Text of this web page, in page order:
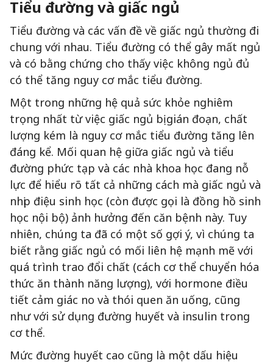
Tiểu đường và giấc ngủ
Tiểu đường và các vấn đề về giấc ngủ thường đi
chung với nhau. Tiểu đường có thể gây mất ngủ
và có bằng chứng cho thấy việc không ngủ đủ
có thể tăng nguy cơ mắc tiểu đường.
Một trong những hệ quả sức khỏe nghiêm
trọng nhất từ việc giấc ngủ bị gián đoạn, chất
lượng kém là nguy cơ mắc tiểu đường tăng lên
đáng kể. Mối quan hệ giữa giấc ngủ và tiểu
đường phức tạp và các nhà khoa học đang nỗ
lực để hiểu rõ tất cả những cách mà giấc ngủ và
nhịp điệu sinh học (còn được gọi là đồng hồ sinh
học nội bộ) ảnh hưởng đến căn bệnh này. Tuy
nhiên, chúng ta đã có một số gợi ý, vì chúng ta
biết rằng giấc ngủ có mối liên hệ mạnh mẽ với
quá trình trao đổi chất (cách cơ thể chuyển hóa
thức ăn thành năng lượng), với hormone điều
tiết cảm giác no và thói quen ăn uống, cũng
như với sử dụng đường huyết và insulin trong
cơ thể.
Mức đường huyết cao cũng là một dấu hiệu